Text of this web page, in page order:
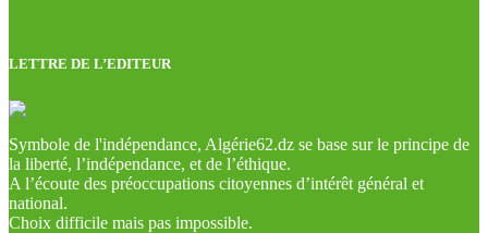
LETTRE DE L’EDITEUR
Symbole de l'indépendance, Algérie62.dz se base sur le principe de
la liberté, l’indépendance, et de l’éthique.
A l’écoute des préoccupations citoyennes d’intérêt général et
national.
Choix difficile mais pas impossible.